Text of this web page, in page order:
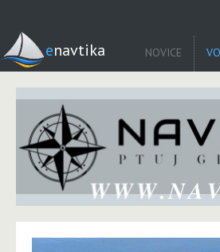
enavtika NOVICE